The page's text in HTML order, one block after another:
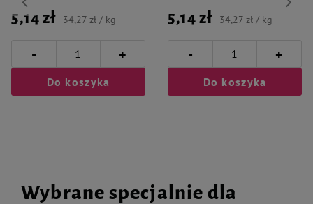
5,14 zł 34,27 zł / kg
- +
Do koszyka
5,14 zł 34,27 zł / kg
- +
Do koszyka
Wybrane specjalnie dla